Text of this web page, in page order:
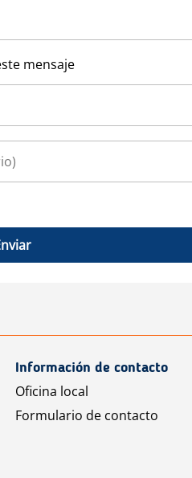
mensaje
Información de contacto
Oficina local
Formulario de contacto